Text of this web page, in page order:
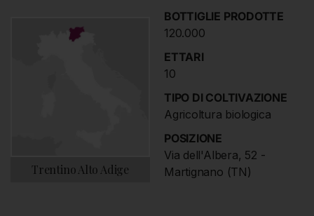
BOTTIGLIE PRODOTTE
120.000
ETTARI
10
TIPO DI COLTIVAZIONE
Agricoltura biologica
POSIZIONE
Via dell'Albera, 52 -
Martignano (TN)
Trentino Alto Adige